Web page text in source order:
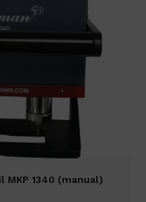
MKP 1340 (manual)